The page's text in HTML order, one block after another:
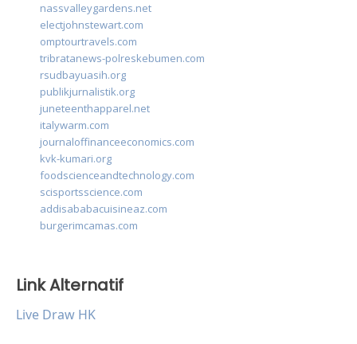
nassvalleygardens.net
electjohnstewart.com
omptourtravels.com
tribratanews-polreskebumen.com
rsudbayuasih.org
publikjurnalistik.org
juneteenthapparel.net
italywarm.com
journaloffinanceeconomics.com
kvk-kumari.org
foodscienceandtechnology.com
scisportsscience.com
addisababacuisineaz.com
burgerimcamas.com
Link Alternatif
Live Draw HK